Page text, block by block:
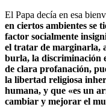
El Papa decía en esa
en ciertos ambientes se
factor socialmente
el tratar de marginarla,
burla, la discriminación
de clara profanación,
la libertad religiosa
humana, y que «es un
cambiar y mejorar el